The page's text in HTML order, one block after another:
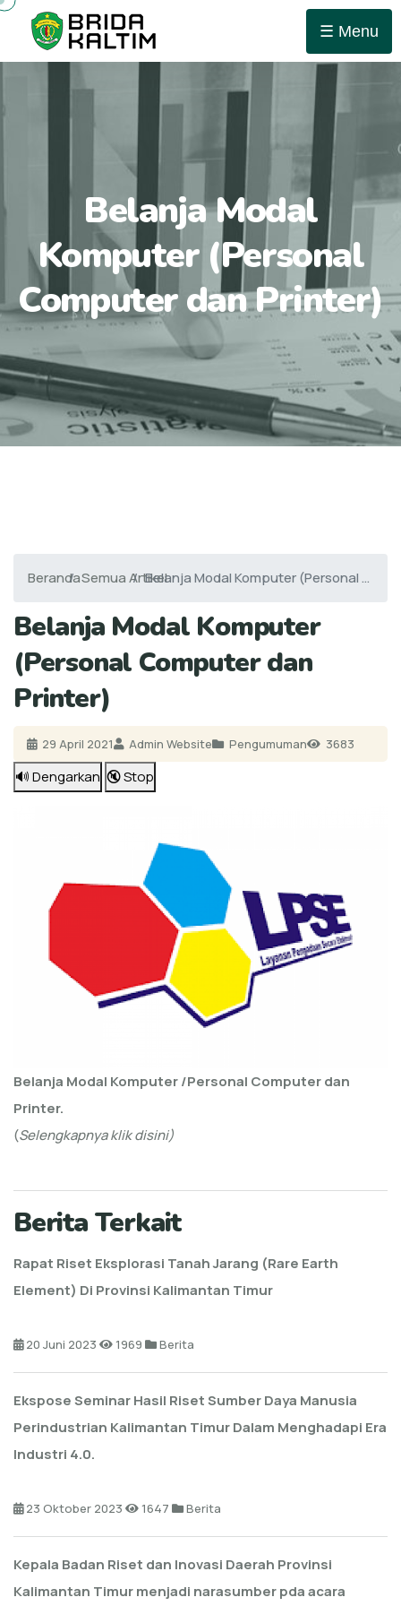
☰ Menu
Belanja Modal
Komputer (Personal
Computer dan Printer)
BerandaSemua ArtikelBelanja Modal Komputer (Personal Computer dan Printer)
Belanja Modal Komputer
(Personal Computer dan
Printer)
29 April 2021 Admin Website Pengumuman 3683
🔊 Dengarkan 🔇 Stop
Belanja Modal Komputer /Personal Computer dan
Printer.
(Selengkapnya klik disini)
Berita Terkait
Rapat Riset Eksplorasi Tanah Jarang (Rare Earth
Element) Di Provinsi Kalimantan Timur
20 Juni 2023 1969 Berita
Ekspose Seminar Hasil Riset Sumber Daya Manusia
Perindustrian Kalimantan Timur Dalam Menghadapi Era
Industri 4.0.
23 Oktober 2023 1647 Berita
Kepala Badan Riset dan Inovasi Daerah Provinsi
Kalimantan Timur menjadi narasumber pda acara